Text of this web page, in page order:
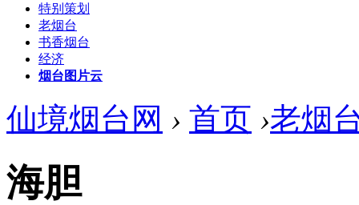
特别策划
老烟台
书香烟台
经济
烟台图片云
仙境烟台网 › 首页 ›老烟
海胆